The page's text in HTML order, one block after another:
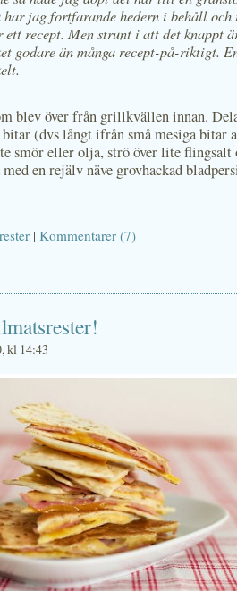
jag fortfarande hedern i behåll
ett recept. Men strunt i att det knappt
godare än många recept-på-riktigt.
blev över från grillkvällen innan.
bitar (dvs långt ifrån små mesiga bitar
smör eller olja, strö över lite flingsalt
en rejälv näve grovhackad
rester | Kommentarer (7)
kl 14:43